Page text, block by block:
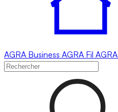
AGRA Business AGRA Fil AGRA